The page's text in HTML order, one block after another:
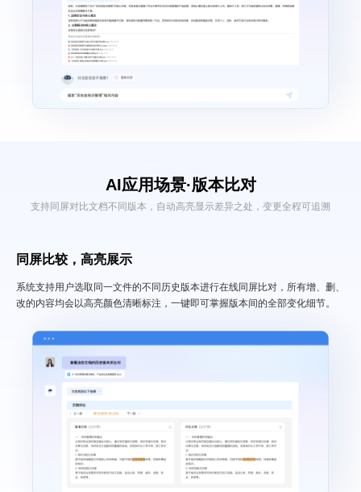
AI应用场景·版本比对
支持同屏对比文档不同版本，自动高亮显示差异之处，变更全程可追溯
同屏比较，高亮展示
系统支持用户选取同一文件的不同历史版本进行在线同屏比对，所有增、删、
改的内容均会以高亮颜色清晰标注，一键即可掌握版本间的全部变化细节。